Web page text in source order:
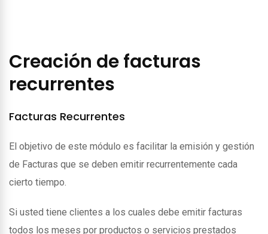
Creación de facturas
recurrentes
Facturas Recurrentes
El objetivo de este módulo es facilitar la emisión y gestión
de Facturas que se deben emitir recurrentemente cada
cierto tiempo.
Si usted tiene clientes a los cuales debe emitir facturas
todos los meses por productos o servicios prestados